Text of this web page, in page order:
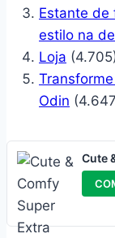
Estante de
estilo na
Loja
Odin
Cute